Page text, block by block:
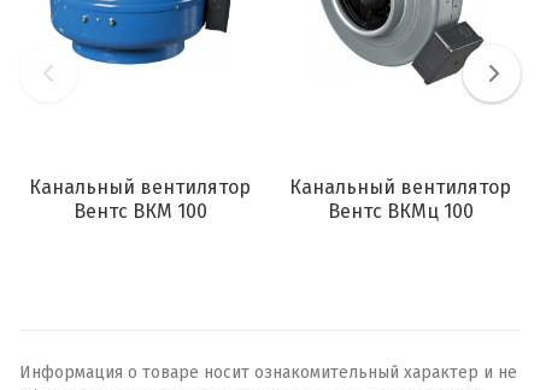
Канальный вентилятор
Вентс ВКМ 100
Канальный вентилятор
Вентс ВКМц 100
Информация о товаре носит ознакомительный характер и не